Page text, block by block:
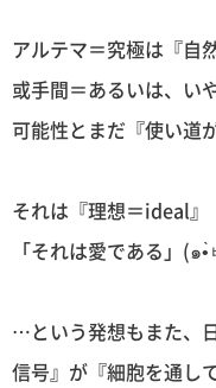
アルテマ＝究極は『自
或手間＝あるいは、い
可能性とまだ『使い道
それは『理想＝ideal』
…という発想もまた、
信号』が『細胞を通し